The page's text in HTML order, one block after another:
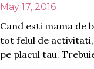
May 17, 2016
Cand esti mama de
tot felul de
pe placul tau.